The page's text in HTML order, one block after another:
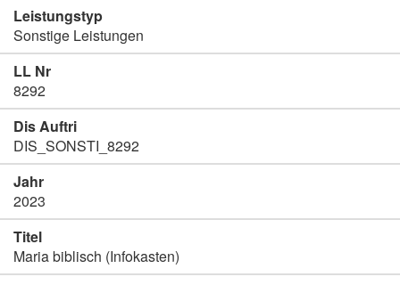
Leistungstyp
Sonstige Leistungen
LL Nr
8292
Dis Auftri
DIS_SONSTI_8292
Jahr
2023
Titel
Maria biblisch (Infokasten)